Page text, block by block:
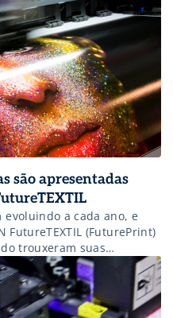
são apresentadas
a cada ano, e
FutureTEXTIL (FuturePrint)
trouxeram suas
em diversas
e qualidade no
você confere um pouco
[…]